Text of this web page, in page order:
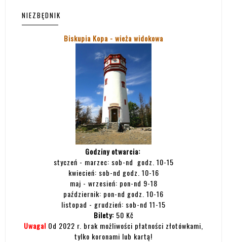
NIEZBĘDNIK
Biskupia Kopa - wieża widokowa
Godziny otwarcia:
styczeń - marzec: sob-nd godz. 10-15
kwiecień: sob-nd godz. 10-16
maj - wrzesień: pon-nd 9-18
październik: pon-nd godz. 10-16
listopad - grudzień: sob-nd 11-15
Bilety: 50 Kč
Uwaga! Od 2022 r. brak możliwości płatności złotówkami,
tylko koronami lub kartą!